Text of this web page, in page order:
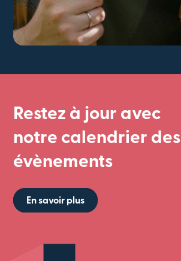
Restez à jour avec
notre calendrier des
évènements
En savoir plus